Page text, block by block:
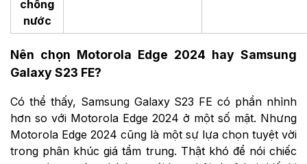
chống
nước
Nên chọn Motorola Edge 2024 hay Samsung
Galaxy S23 FE?
Có thể thấy, Samsung Galaxy S23 FE có phần nhỉnh
hơn so với Motorola Edge 2024 ở một số mặt. Nhưng
Motorola Edge 2024 cũng là một sự lựa chọn tuyệt vời
trong phân khúc giá tầm trung. Thật khó để nói chiếc